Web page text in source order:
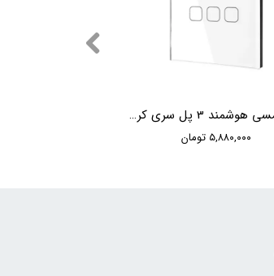
کلید لمسی هوشمند 3 پل سری کریستال Moorger Crystal 3Gang Switch
۵,۸۸۰,۰۰۰ تومان